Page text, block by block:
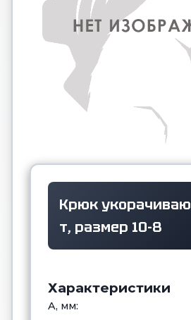
Крюк
т, размер 10-8
Характеристики
A, мм: